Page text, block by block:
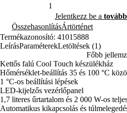
Jelentkezz be a
ÖsszehasonlításÁrtörténet
Termékazonosító: 41015888
LeírásParaméterekLetöltések (1)
Főbb
Kettős falú Cool Touch készülékház
Hőmérséklet-beállítás 35 és 100 °C
1 °C-os beállítási lépések
LED-kijelzős vezérlőpanel
1,7 literes űrtartalom és 2 000 W-os
Automatikus kikapcsolás és